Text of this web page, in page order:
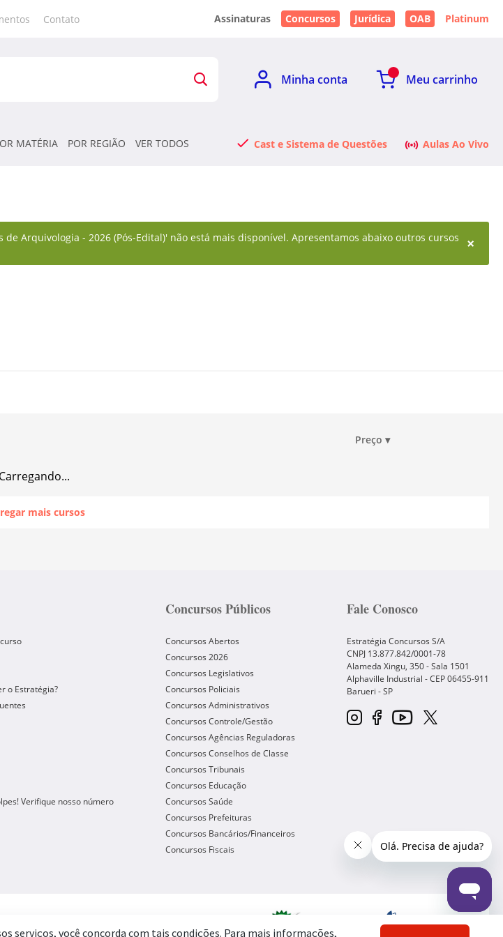
Contato Assinaturas Concursos Jurídica OAB Platinum
Minha conta Meu carrinho
MATÉRIA POR REGIÃO VER TODOS Cast e Sistema de Questões Aulas Ao Vivo
Arquivologia - 2026 (Pós-Edital)' não está mais disponível. Apresentamos abaixo outros cursos
×
Preço ▾
Carregando...
mais cursos
o Estratégia?
Verifique nosso número
Concursos Públicos
Concursos Abertos
Concursos 2026
Concursos Legislativos
Concursos Policiais
Concursos Administrativos
Concursos Controle/Gestão
Concursos Agências Reguladoras
Concursos Conselhos de Classe
Concursos Tribunais
Concursos Educação
Concursos Saúde
Concursos Prefeituras
Concursos Bancários/Financeiros
Concursos Fiscais
Fale Conosco
Estratégia Concursos S/A
CNPJ 13.877.842/0001-78
Alameda Xingu, 350 - Sala 1501
Alphaville Industrial - CEP06455-911
Barueri -SP